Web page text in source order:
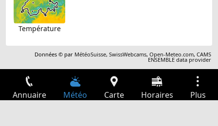
Température
Données © par MétéoSuisse,SwissWebcams,Open-Meteo.com,CAMS
ENSEMBLE data provider
Annuaire Météo Carte Horaires Plus